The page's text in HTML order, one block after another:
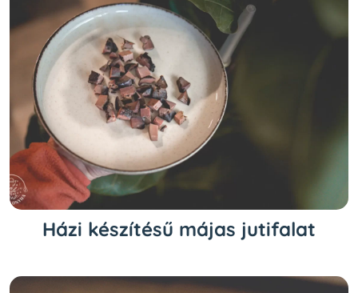
Házi készítésű májas jutifalat